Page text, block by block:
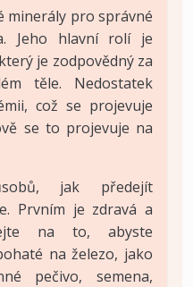
minerály pro správné
Jeho hlavní rolí je
je zodpovědný za
těle. Nedostatek
což se projevuje
se to projevuje na
jak předejít
Prvním je zdravá a
na to, abyste
na železo, jako
pečivo, semena,